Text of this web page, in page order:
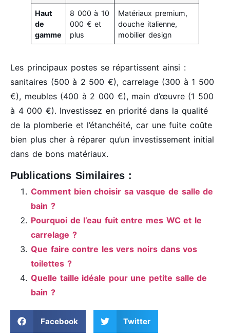
Haut
de
gamme
8 000 à 10
000 € et
plus
Matériaux premium,
douche italienne,
mobilier design
Les principaux postes se répartissent ainsi :
sanitaires (500 à 2 500 €), carrelage (300 à 1 500
€), meubles (400 à 2 000 €), main d’œuvre (1 500
à 4 000 €). Investissez en priorité dans la qualité
de la plomberie et l’étanchéité, car une fuite coûte
bien plus cher à réparer qu’un investissement initial
dans de bons matériaux.
Publications Similaires :
Comment bien choisir sa vasque de salle de
bain ?
Pourquoi de l’eau fuit entre mes WC et le
carrelage ?
Que faire contre les vers noirs dans vos
toilettes ?
Quelle taille idéale pour une petite salle de
bain ?
Facebook Twitter